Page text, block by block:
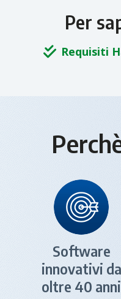
Per
Requisiti
Software
innovativi da
oltre 40 anni